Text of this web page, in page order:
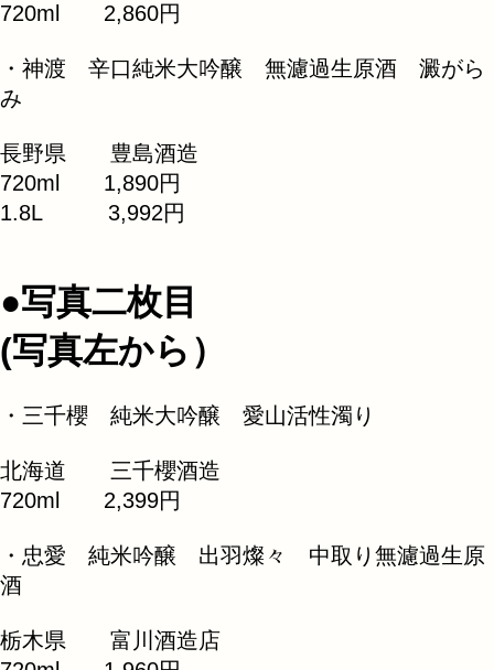
720ml 2,860円
・神渡 辛口純米大吟醸 無濾過生原酒 澱がら
み
長野県 豊島酒造
720ml 1,890円
1.8L 3,992円
●写真二枚目
(写真左から）
・三千櫻 純米大吟醸 愛山活性濁り
北海道 三千櫻酒造
720ml 2,399円
・忠愛 純米吟醸 出羽燦々 中取り無濾過生原
酒
栃木県 富川酒造店